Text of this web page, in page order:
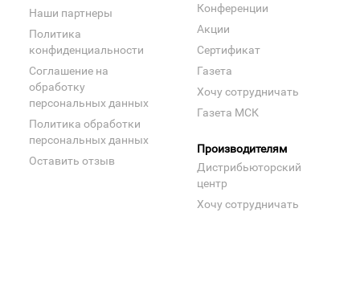
Наши партнеры
Политика
конфиденциальности
Соглашение на
обработку
персональных данных
Политика обработки
персональных данных
Оставить отзыв
Конференции
Акции
Сертификат
Газета
Хочу сотрудничать
Газета МСК
Производителям
Дистрибьюторский
центр
Хочу сотрудничать